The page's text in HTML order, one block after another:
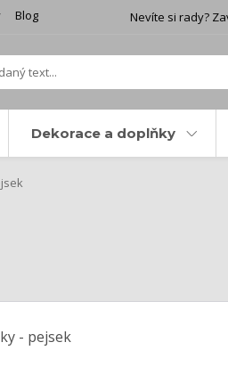
Blog Nevíte si rady?
Dekorace a doplňky